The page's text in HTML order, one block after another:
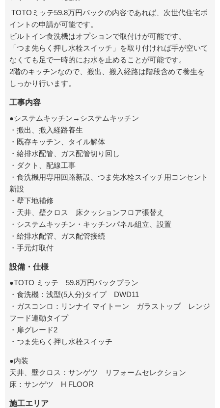
TOTOミッテ59.8万円パックの内容であれば、次世代住宅ポ
イントの申請が可能です。
ビルトイン食洗機はオプションで取付けが可能です。
「つま先らく押し水栓スイッチ」を取り付ければ手が空いて
なくても足で一時的にお水を止めることが可能です。
2階のキッチンなので、搬出、搬入経路は階段含めて養生を
しっかり行います。
工事内容
●システムキッチン→システムキッチン
・搬出、搬入経路養生
・既存キッチン、タイル解体
・給排水配管、ガス配管切り回し
・ダクト、配線工事
・食洗機用専用回路新設、つま先水栓スイッチ用コンセント
新設
・壁下地補修
・天井、壁クロス 床クッションフロア張替え
・システムキッチン・キッチンパネル組立、設置
・給排水配管、ガス配管接続
・手元灯取付
設備・仕様
●TOTO ミッテ 59.8万円パックプラン
・食洗機：浅型(5人分)タイプ DWD11
・ガスコンロ：リンナイ マイトーン ガラストップ レンジ
フード連動タイプ
・扉グレード2
・つま先らく押し水栓スイッチ
●内装
天井、壁クロス：サンゲツ リフォームセレクション
床：サンゲツ H FLOOR
施工エリア